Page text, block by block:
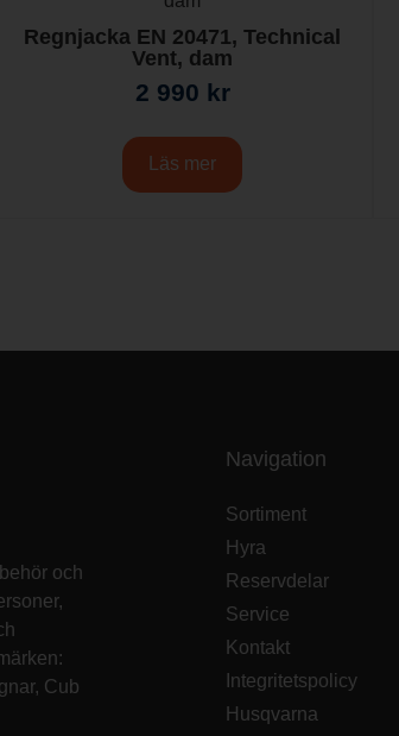
Regnjacka EN 20471, Technical
Vent, dam
2 990 kr
Läs mer
och
Cub
Navigation
Sortiment
Hyra
Reservdelar
Service
Kontakt
Integritetspolicy
Husqvarna